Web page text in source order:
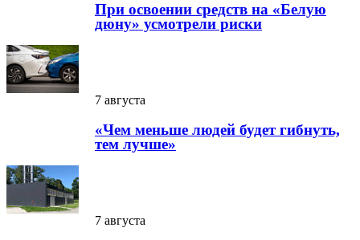
При освоении средств на «Белую
дюну» усмотрели риски
7 августа
«Чем меньше людей будет гибнуть,
тем лучше»
7 августа